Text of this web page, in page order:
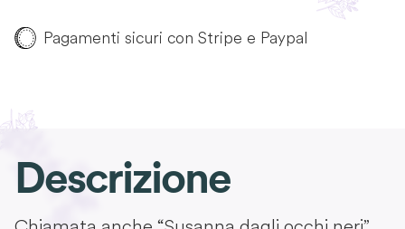
Pagamenti sicuri con Stripe e Paypal
Descrizione